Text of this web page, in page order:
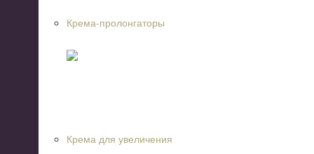
Крема-пролонгаторы
Крема для увеличения